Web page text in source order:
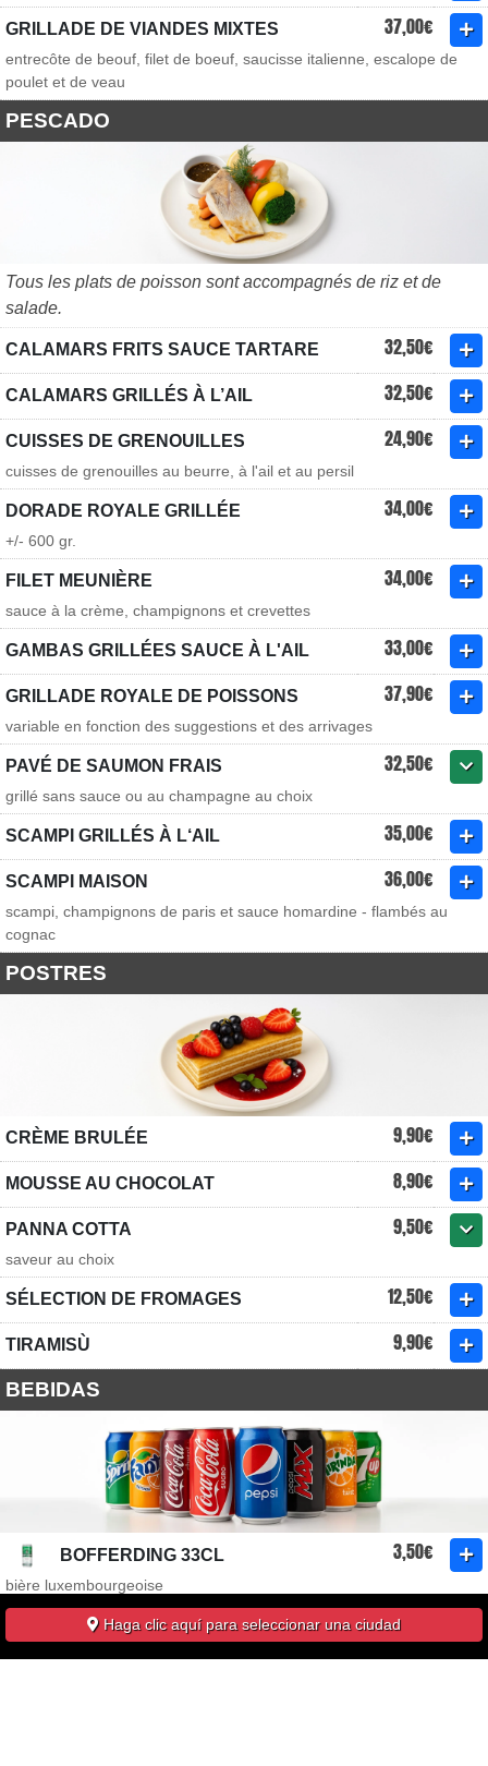
GRILLADE DE VIANDES MIXTES 37,00€
entrecôte de beouf, filet de boeuf, saucisse italienne, escalope de
poulet et de veau
PESCADO
Tous les plats de poisson sont accompagnés de riz et de
salade.
CALAMARS FRITS SAUCE TARTARE 32,50€
CALAMARS GRILLÉS À L’AIL 32,50€
CUISSES DE GRENOUILLES 24,90€
cuisses de grenouilles au beurre, à l'ail et au persil
DORADE ROYALE GRILLÉE 34,00€
+/- 600 gr.
FILET MEUNIÈRE 34,00€
sauce à la crème, champignons et crevettes
GAMBAS GRILLÉES SAUCE À L'AIL 33,00€
GRILLADE ROYALE DE POISSONS 37,90€
variable en fonction des suggestions et des arrivages
PAVÉ DE SAUMON FRAIS 32,50€
grillé sans sauce ou au champagne au choix
SCAMPI GRILLÉS À L‘AIL 35,00€
SCAMPI MAISON 36,00€
scampi, champignons de paris et sauce homardine - flambés au
cognac
POSTRES
CRÈME BRULÉE 9,90€
MOUSSE AU CHOCOLAT 8,90€
PANNA COTTA 9,50€
saveur au choix
SÉLECTION DE FROMAGES 12,50€
TIRAMISÙ 9,90€
BEBIDAS
BOFFERDING 33CL 3,50€
bière luxembourgeoise
COCA-COLA 33CL 3,00€
3,00€
Haga clic aquí para seleccionar una ciudad